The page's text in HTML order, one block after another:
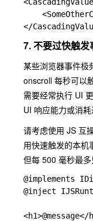
7. 不要过快触发
某些浏览器事件极
onscroll 每秒可以
需要经常执行 UI
UI 响应能力或消耗
请考虑使用 JS 互
用快速触发的本机
但每 500 毫秒最多
@implements
@inject
<h1>@message</